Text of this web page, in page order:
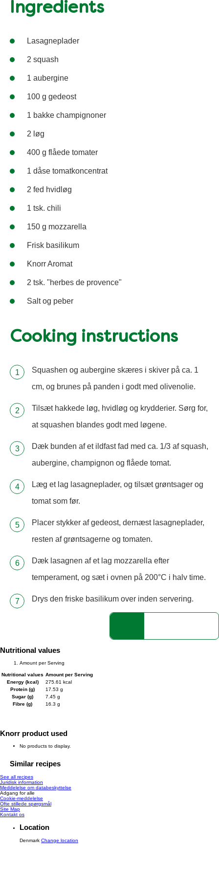
Ingredients
Lasagneplader
2 squash
1 aubergine
100 g gedeost
1 bakke champignoner
2 løg
400 g flåede tomater
1 dåse tomatkoncentrat
2 fed hvidløg
1 tsk. chili
150 g mozzarella
Frisk basilikum
Knorr Aromat
2 tsk. "herbes de provence"
Salt og peber
Cooking instructions
Squashen og aubergine skæres i skiver på ca. 1
cm, og brunes på panden i godt med olivenolie.
Tilsæt hakkede løg, hvidløg og krydderier. Sørg for,
at squashen blandes godt med løgene.
Dæk bunden af et ildfast fad med ca. 1/3 af squash,
aubergine, champignon og flåede tomat.
Læg et lag lasagneplader, og tilsæt grøntsager og
tomat som før.
Placer stykker af gedeost, dernæst lasagneplader,
resten af grøntsagerne og tomaten.
Dæk lasagnen af et lag mozzarella efter
temperament, og sæt i ovnen på 200°C i halv time.
Drys den friske basilikum over inden servering.
Nutritional values
Amount per Serving
Nutritional values Amount per Serving
Energy (kcal)
275.61 kcal
Protein (g)
17.53 g
Sugar (g)
7.45 g
Fibre (g)
16.3 g
Knorr product used
No products to display.
Similar recipes
See all recipes
Juridisk information
Meddelelse om databeskyttelse
Adgang for alle
Cookie-meddelelse
Ofte stillede spørgsmål
Site Map
Kontakt os
Location
Denmark Change location